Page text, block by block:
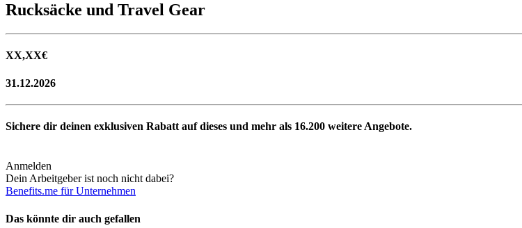
Rucksäcke und Travel Gear
XX,XX€
31.12.2026
Sichere dir deinen exklusiven Rabatt auf dieses und mehr als 16.200 weitere Angebote.
Anmelden
Dein Arbeitgeber ist noch nicht dabei?
Benefits.me für Unternehmen
Das könnte dir auch gefallen